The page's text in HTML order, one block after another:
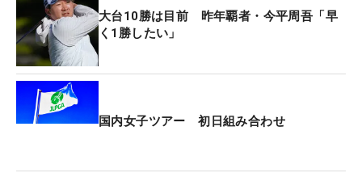
ち使えてなくて…」とセッティングを見直す機会も
多くなっていた。
そして58度を軸としてロフトピッチを逆算してい
き、4度刻みの50度、54度、58度の3本に落ち着い
た。その結果「去年は62度、57度、52度の3本持っ
大台10勝は目前 昨年覇者・今平周吾「早
く1勝したい」
国内女子ツアー 初日組み合わせ